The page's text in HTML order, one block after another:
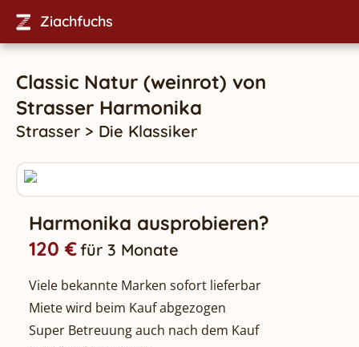
Ziachfuchs
Classic Natur (weinrot) von
Strasser Harmonika
Strasser > Die Klassiker
Harmonika ausprobieren?
120 €für 3 Monate
Viele bekannte Marken sofort lieferbar
Miete wird beim Kauf abgezogen
Super Betreuung auch nach dem Kauf